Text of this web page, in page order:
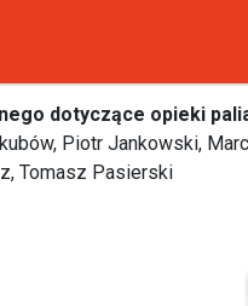
dotyczące opieki
Piotr Jankowski,
Tomasz Pasierski